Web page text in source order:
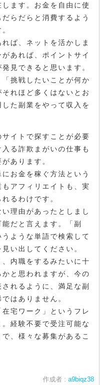
ます。お金を自由に使
らだらと消費するよう
ば、ネットを活かしま
あれば、ポイントサイ
見できると思います。
「挑戦したいことが何か
れほど多くはないとお
た副業をやって収入を
イトで探すことが必要
る詐欺まがいの仕事も
あります。
お金を稼ぐ方法という
アフィリエイトも、実
るわけです。
理由があったとしまし
だと言えます。「副
ような単語で検索して
い出してください。
内職をするみたいに十
と思われますが、今の
れるように、満足な副
はありません。
宅ワーク」というフレ
経験不要で受注可能な
、様々な募集があるこ
作成者 : a9biqz38